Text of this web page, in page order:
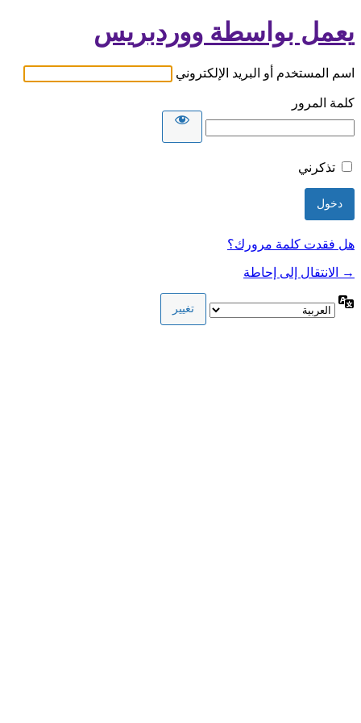
يعمل بواسطة ووردبريس
اسم المستخدم أو البريد الإلكتروني
كلمة المرور
تذكرني
هل فقدت كلمة مرورك؟
→ الانتقال إلى إحاطة
اللغة